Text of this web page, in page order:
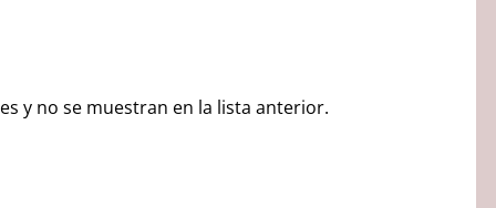
y no se muestran en la lista anterior.